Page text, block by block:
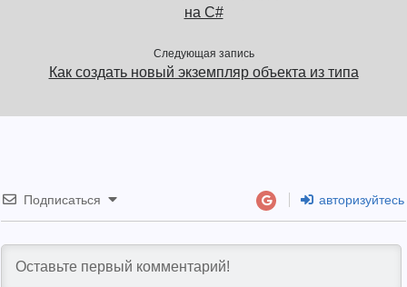
на C#
Следующая запись
Как создать новый экземпляр объекта из типа
Подписаться авторизуйтесь